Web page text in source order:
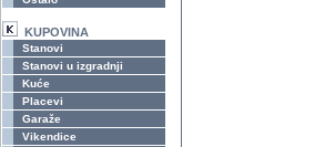
KUPOVINA
Stanovi
Stanovi u izgradnji
Kuće
Placevi
Garaže
Vikendice